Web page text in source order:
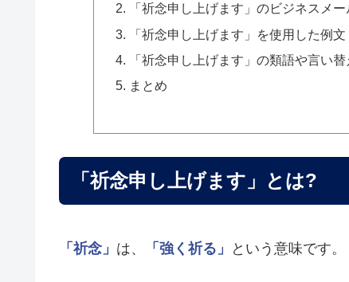
「祈念申し上げます」のビジネスメ
「祈念申し上げます」を使用した例文
「祈念申し上げます」の類語や言い替
まとめ
「祈念申し上げます」とは?
「祈念」 は、 「強く祈る」 という意味です。